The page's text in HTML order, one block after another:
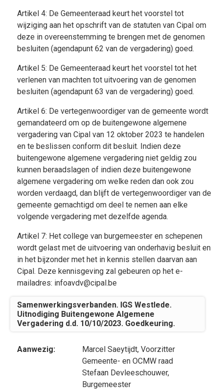
Artikel 4: De Gemeenteraad keurt het voorstel tot
wijziging aan het opschrift van de statuten van Cipal om
deze in overeenstemming te brengen met de genomen
besluiten (agendapunt 62 van de vergadering) goed.
Artikel 5: De Gemeenteraad keurt het voorstel tot het
verlenen van machten tot uitvoering van de genomen
besluiten (agendapunt 63 van de vergadering) goed.
Artikel 6: De vertegenwoordiger van de gemeente wordt
gemandateerd om op de buitengewone algemene
vergadering van Cipal van 12 oktober 2023 te handelen
en te beslissen conform dit besluit. Indien deze
buitengewone algemene vergadering niet geldig zou
kunnen beraadslagen of indien deze buitengewone
algemene vergadering om welke reden dan ook zou
worden verdaagd, dan blijft de vertegenwoordiger van de
gemeente gemachtigd om deel te nemen aan elke
volgende vergadering met dezelfde agenda.
Artikel 7: Het college van burgemeester en schepenen
wordt gelast met de uitvoering van onderhavig besluit en
in het bijzonder met het in kennis stellen daarvan aan
Cipal. Deze kennisgeving zal gebeuren op het e-
mailadres: infoavdv@cipal.be
Samenwerkingsverbanden. IGS Westlede.
Uitnodiging Buitengewone Algemene
Vergadering d.d. 10/10/2023. Goedkeuring.
Aanwezig: Marcel Saeytijdt, Voorzitter
Gemeente- en OCMW raad
Stefaan Devleeschouwer,
Burgemeester